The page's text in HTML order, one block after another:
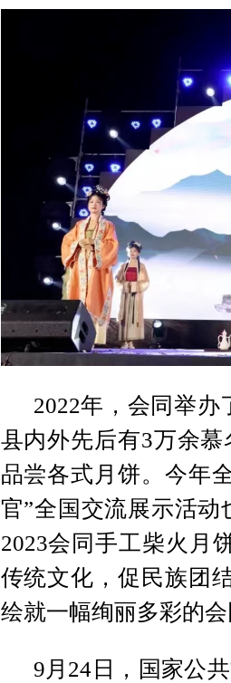
2022年，会同举办
县内外先后有3万余
品尝各式月饼。今年
官”全国交流展示活
2023会同手工柴火月
传统文化，促民族团
绘就一幅绚丽多彩的
9月24日，国家公